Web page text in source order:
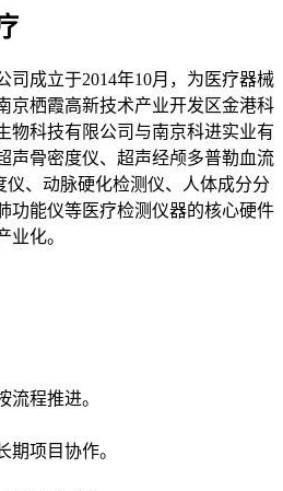
司成立于2014年10月，为医疗器械
京栖霞高新技术产业开发区金港科
物科技有限公司与南京科进实业有
声骨密度仪、超声经颅多普勒血流
、动脉硬化检测仪、人体成分分
功能仪等医疗检测仪器的核心硬件
业化。
流程推进。
期项目协作。